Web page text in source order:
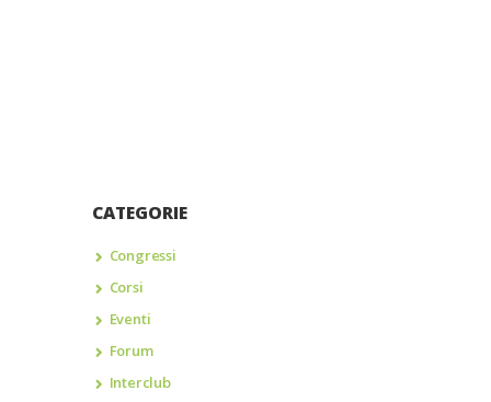
CATEGORIE
Congressi
Corsi
Eventi
Forum
Interclub